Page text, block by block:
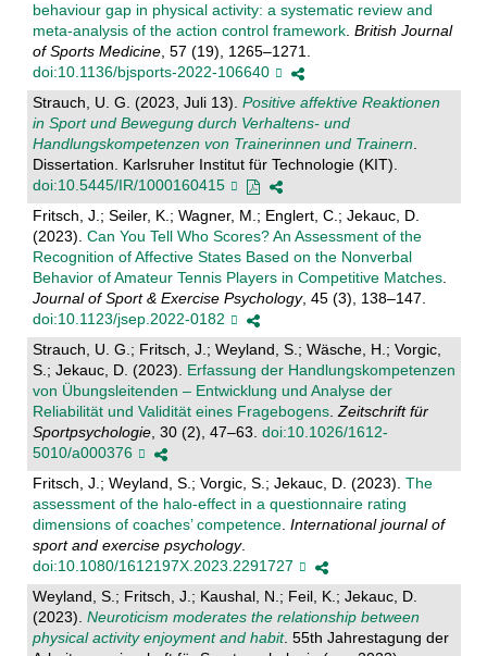
behaviour gap in physical activity: a systematic review and
meta-analysis of the action control framework. British Journal
of Sports Medicine, 57 (19), 1265–1271.
doi:10.1136/bjsports-2022-106640
Strauch, U. G. (2023, Juli 13). Positive affektive Reaktionen
in Sport und Bewegung durch Verhaltens- und
Handlungskompetenzen von Trainerinnen und Trainern.
Dissertation. Karlsruher Institut für Technologie (KIT).
doi:10.5445/IR/1000160415
Fritsch, J.; Seiler, K.; Wagner, M.; Englert, C.; Jekauc, D.
(2023). Can You Tell Who Scores? An Assessment of the
Recognition of Affective States Based on the Nonverbal
Behavior of Amateur Tennis Players in Competitive Matches.
Journal of Sport & Exercise Psychology, 45 (3), 138–147.
doi:10.1123/jsep.2022-0182
Strauch, U. G.; Fritsch, J.; Weyland, S.; Wäsche, H.; Vorgic,
S.; Jekauc, D. (2023). Erfassung der Handlungskompetenzen
von Übungsleitenden – Entwicklung und Analyse der
Reliabilität und Validität eines Fragebogens.Zeitschrift für
Sportpsychologie, 30 (2), 47–63. doi:10.1026/1612-
5010/a000376
Fritsch, J.; Weyland, S.; Vorgic, S.; Jekauc, D. (2023). The
assessment of the halo-effect in a questionnaire rating
dimensions of coaches’ competence. International journal of
sport and exercise psychology.
doi:10.1080/1612197X.2023.2291727
Weyland, S.; Fritsch, J.; Kaushal, N.; Feil, K.; Jekauc, D.
(2023). Neuroticism moderates the relationship between
physical activity enjoyment and habit. 55th Jahrestagung der